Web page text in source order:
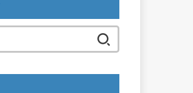
索: